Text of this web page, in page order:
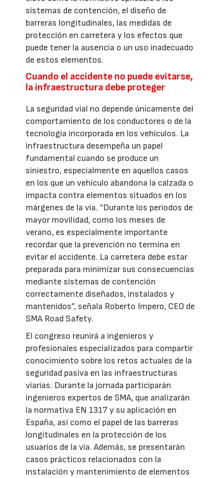
sistemas de contención, el diseño de
barreras longitudinales, las medidas de
protección en carretera y los efectos que
puede tener la ausencia o un uso inadecuado
de estos elementos.
Cuando el accidente no puede evitarse,
la infraestructura debe proteger
La seguridad vial no depende únicamente del
comportamiento de los conductores o de la
tecnología incorporada en los vehículos. La
infraestructura desempeña un papel
fundamental cuando se produce un
siniestro, especialmente en aquellos casos
en los que un vehículo abandona la calzada o
impacta contra elementos situados en los
márgenes de la vía. “Durante los periodos de
mayor movilidad, como los meses de
verano, es especialmente importante
recordar que la prevención no termina en
evitar el accidente. La carretera debe estar
preparada para minimizar sus consecuencias
mediante sistemas de contención
correctamente diseñados, instalados y
mantenidos”, señala Roberto Impero, CEO de
SMA Road Safety.
El congreso reunirá a ingenieros y
profesionales especializados para compartir
conocimiento sobre los retos actuales de la
seguridad pasiva en las infraestructuras
viarias. Durante la jornada participarán
ingenieros expertos de SMA, que analizarán
la normativa EN 1317 y su aplicación en
España, así como el papel de las barreras
longitudinales en la protección de los
usuarios de la vía. Además, se presentarán
casos prácticos relacionados con la
instalación y mantenimiento de elementos